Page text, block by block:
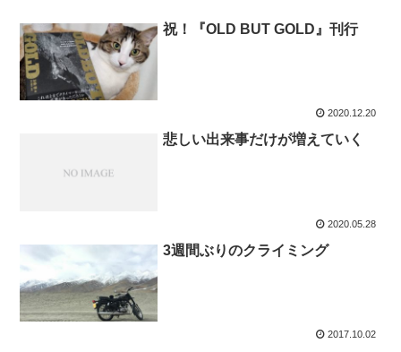
祝！『OLD BUT GOLD』刊行
2020.12.20
悲しい出来事だけが増えていく
2020.05.28
3週間ぶりのクライミング
2017.10.02